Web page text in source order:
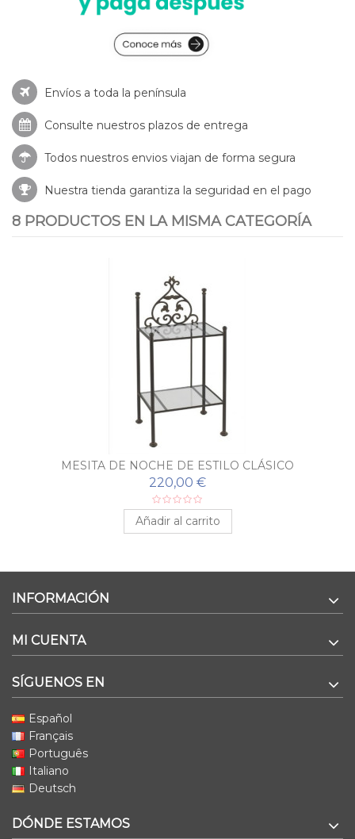
Envíos a toda la península
Consulte nuestros plazos de entrega
Todos nuestros envios viajan de forma segura
Nuestra tienda garantiza la seguridad en el pago
8 PRODUCTOS EN LA MISMA CATEGORÍA
MESITA DE NOCHE DE ESTILO CLÁSICO
RENACIMIENTO
220,00 €
Añadir al carrito
INFORMACIÓN
MI CUENTA
SÍGUENOS EN
Español
Français
Português
Italiano
Deutsch
DÓNDE ESTAMOS